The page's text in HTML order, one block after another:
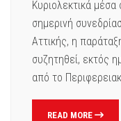
Κυριολεκτικά
σημερινή
Αττικής, η
συζητηθεί, εκτός
από το
READ MORE